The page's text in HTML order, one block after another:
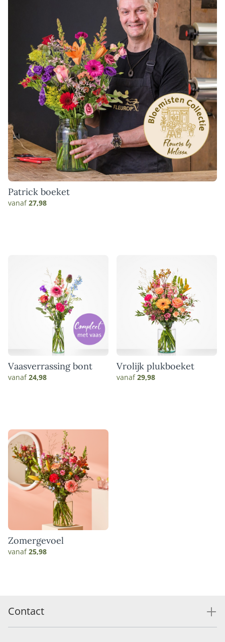
Patrick boeket
vanaf27,98
Vaasverrassing bont
vanaf24,98
Vrolijk plukboeket
vanaf29,98
Zomergevoel
vanaf25,98
Contact